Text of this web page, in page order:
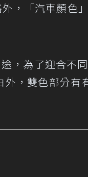
，「汽車顏色
，為了迎合不
，雙色部分有